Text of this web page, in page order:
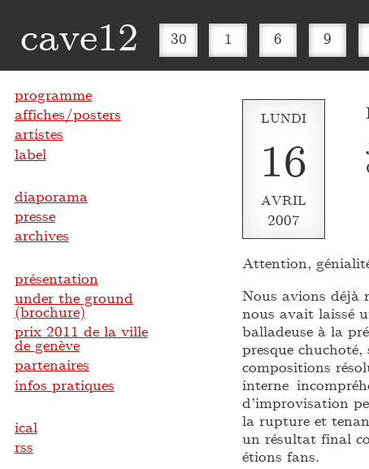
cave12 30 1 6 9
LUNDI
16
AVRIL
2007
Attention,
Nous avions déjà
nous avait laissé
balladeuse à la
presque
compositions
interne
d’improvisation
la rupture et
un résultat final
étions fans.
programme
affiches/posters
artistes
label
diaporama
presse
archives
présentation
under the ground
(brochure)
prix 2011 de la ville
de genève
partenaires
infos pratiques
ical
rss